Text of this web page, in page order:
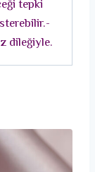
tepki
dileğiyle.